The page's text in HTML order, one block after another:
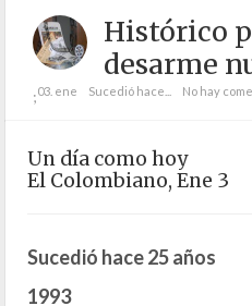
Histórico
desarme
;03. ene Sucedió hace... No hay
Un día como hoy
El Colombiano, Ene 3
Sucedió hace 25 años
1993